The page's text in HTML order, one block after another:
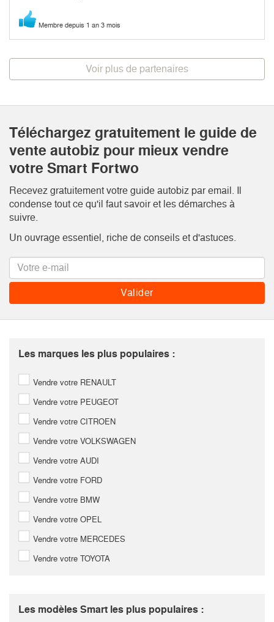
Membre depuis 1 an 3 mois
Voir plus de partenaires
Téléchargez gratuitement le guide de
vente autobiz pour mieux vendre
votre Smart Fortwo
Recevez gratuitement votre guide autobiz par email. Il
condense tout ce qu'il faut savoir et les démarches à
suivre.
Un ouvrage essentiel, riche de conseils et d'astuces.
Les marques les plus populaires :
Vendre votre RENAULT
Vendre votre PEUGEOT
Vendre votre CITROEN
Vendre votre VOLKSWAGEN
Vendre votre AUDI
Vendre votre FORD
Vendre votre BMW
Vendre votre OPEL
Vendre votre MERCEDES
Vendre votre TOYOTA
Les modèles Smart les plus populaires :